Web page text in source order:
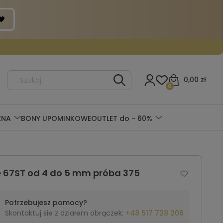
0,00 zł
0
BONY UPOMINKOWEOUTLET do - 60%
od 4 do 5 mm próba 375
Potrzebujesz pomocy?
Skontaktuj sie z działem obrączek: +48 517 728 206